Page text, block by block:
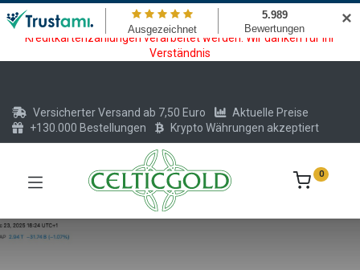
Wartungsarbeiten am Kreditkarten und Krypto Bezahlmodul. In der
Zeit vom 20.07. - 09.08.2026 können keine Krypto oder
Kreditkartenzahlungen verarbeitet werden. Wir danken für Ihr
Verständnis
Versicherter Versand ab 7,50 Euro
Aktuelle Preise
+130.000 Bestellungen
Krypto Währungen akzeptiert
0
✕